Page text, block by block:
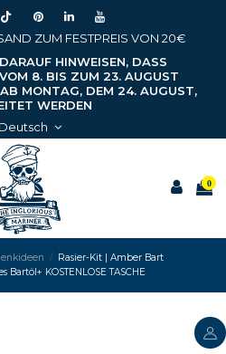
ZUM FESTPREIS VON 20€
HINWEISEN, DASS
8. BIS ZUM 23. AUGUST
MONTAG, DEM 24. AUGUST,
WERDEN
Deutsch
0
Rasier-Kit | Amber Bart
KOSTENLOSE TASCHE